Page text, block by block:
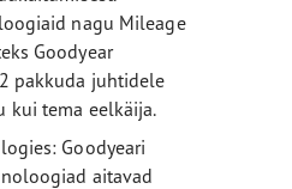
nagu Mileage
Goodyear
pakkuda juhtidele
kui tema eelkäija.
Goodyeari
aitavad